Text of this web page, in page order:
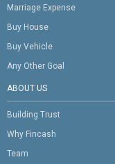
Marriage Expense
Buy House
Buy Vehicle
Any Other Goal
ABOUT US
Building Trust
Why Fincash
Team